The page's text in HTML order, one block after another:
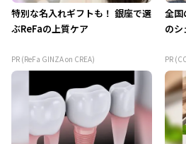
特別な名入れギフトも！ 銀座で選
ぶReFaの上質ケア
PR (ReFa GINZA on CREA)
全国
の
PR